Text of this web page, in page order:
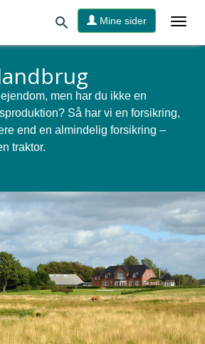
Mine sider
men har du ikke en
Så har vi en forsikring,
end en almindelig forsikring –
traktor.